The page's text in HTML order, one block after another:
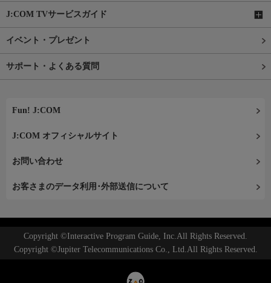
J:COM TVサービスガイド
イベント・プレゼント
サポート・よくある質問
Fun! J:COM
J:COM オフィシャルサイト
お問い合わせ
お客さまのデータ利用･外部送信について
Copyright ©Interactive Program Guide, Inc.All Rights Reserved.
Copyright ©Jupiter Telecommunications Co., Ltd.All Rights Reserved.